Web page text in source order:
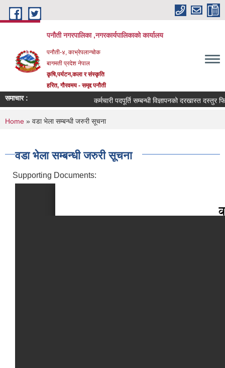
Skip to main content
पनौती नगरपालिका ,नगरकार्यपालिकाको कार्यालय
पनौती-४, काभ्रेपलान्चोक
बागमती प्रदेश नेपाल
कृषि,पर्यटन,कला र संस्कृति
हरित, गौरवमय - समृद्द पनौती
समाचार : कर्मचारी पदपूर्ति सम्बन्धी विज्ञापनको दरखास्त दस्तुर
You are here
Home » वडा भेला सम्बन्धी जरुरी सूचना
वडा भेला सम्बन्धी जरुरी सूचना
Supporting Documents: